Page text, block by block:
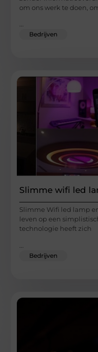
om ons werk te doen,
...
Bedrijven
Slimme wifi led
Slimme Wifi led lamp
leven op een
technologie heeft zich
Bedrijven